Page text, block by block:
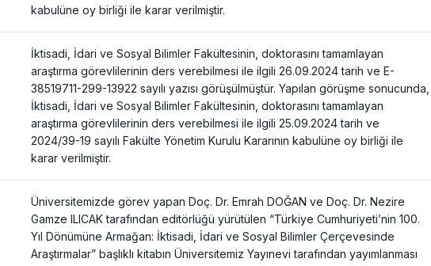
kabulüne oy birliği ile karar verilmiştir.
İktisadi, İdari ve Sosyal Bilimler Fakültesinin, doktorasını tamamlayan
araştırma görevlilerinin ders verebilmesi ile ilgili 26.09.2024 tarih ve E-
38519711-299-13922 sayılı yazısı görüşülmüştür. Yapılan görüşme sonucunda,
İktisadi, İdari ve Sosyal Bilimler Fakültesinin, doktorasını tamamlayan
araştırma görevlilerinin ders verebilmesi ile ilgili 25.09.2024 tarih ve
2024/39-19 sayılı Fakülte Yönetim Kurulu Kararının kabulüne oy birliği ile
karar verilmiştir.
Üniversitemizde görev yapan Doç. Dr. Emrah DOĞAN ve Doç. Dr. Nezire
Gamze ILICAK tarafından editörlüğü yürütülen “Türkiye Cumhuriyeti’nin 100.
Yıl Dönümüne Armağan: İktisadi, İdari ve Sosyal Bilimler Çerçevesinde
Araştırmalar” başlıklı kitabın Üniversitemiz Yayınevi tarafından yayımlanması